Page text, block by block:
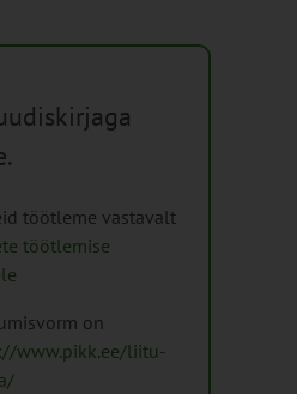
töötleme vastavalt
töötlemise
on
www.pikk.ee/liitu-